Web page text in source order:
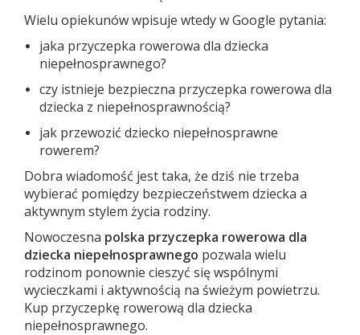
Wielu opiekunów wpisuje wtedy w Google pytania:
jaka przyczepka rowerowa dla dziecka
niepełnosprawnego?
czy istnieje bezpieczna przyczepka rowerowa dla
dziecka z niepełnosprawnością?
jak przewozić dziecko niepełnosprawne
rowerem?
Dobra wiadomość jest taka, że dziś nie trzeba
wybierać pomiędzy bezpieczeństwem dziecka a
aktywnym stylem życia rodziny.
Nowoczesna polska przyczepka rowerowa dla
dziecka niepełnosprawnego pozwala wielu
rodzinom ponownie cieszyć się wspólnymi
wycieczkami i aktywnością na świeżym powietrzu.
Kup przyczepkę rowerową dla dziecka
niepełnosprawnego.